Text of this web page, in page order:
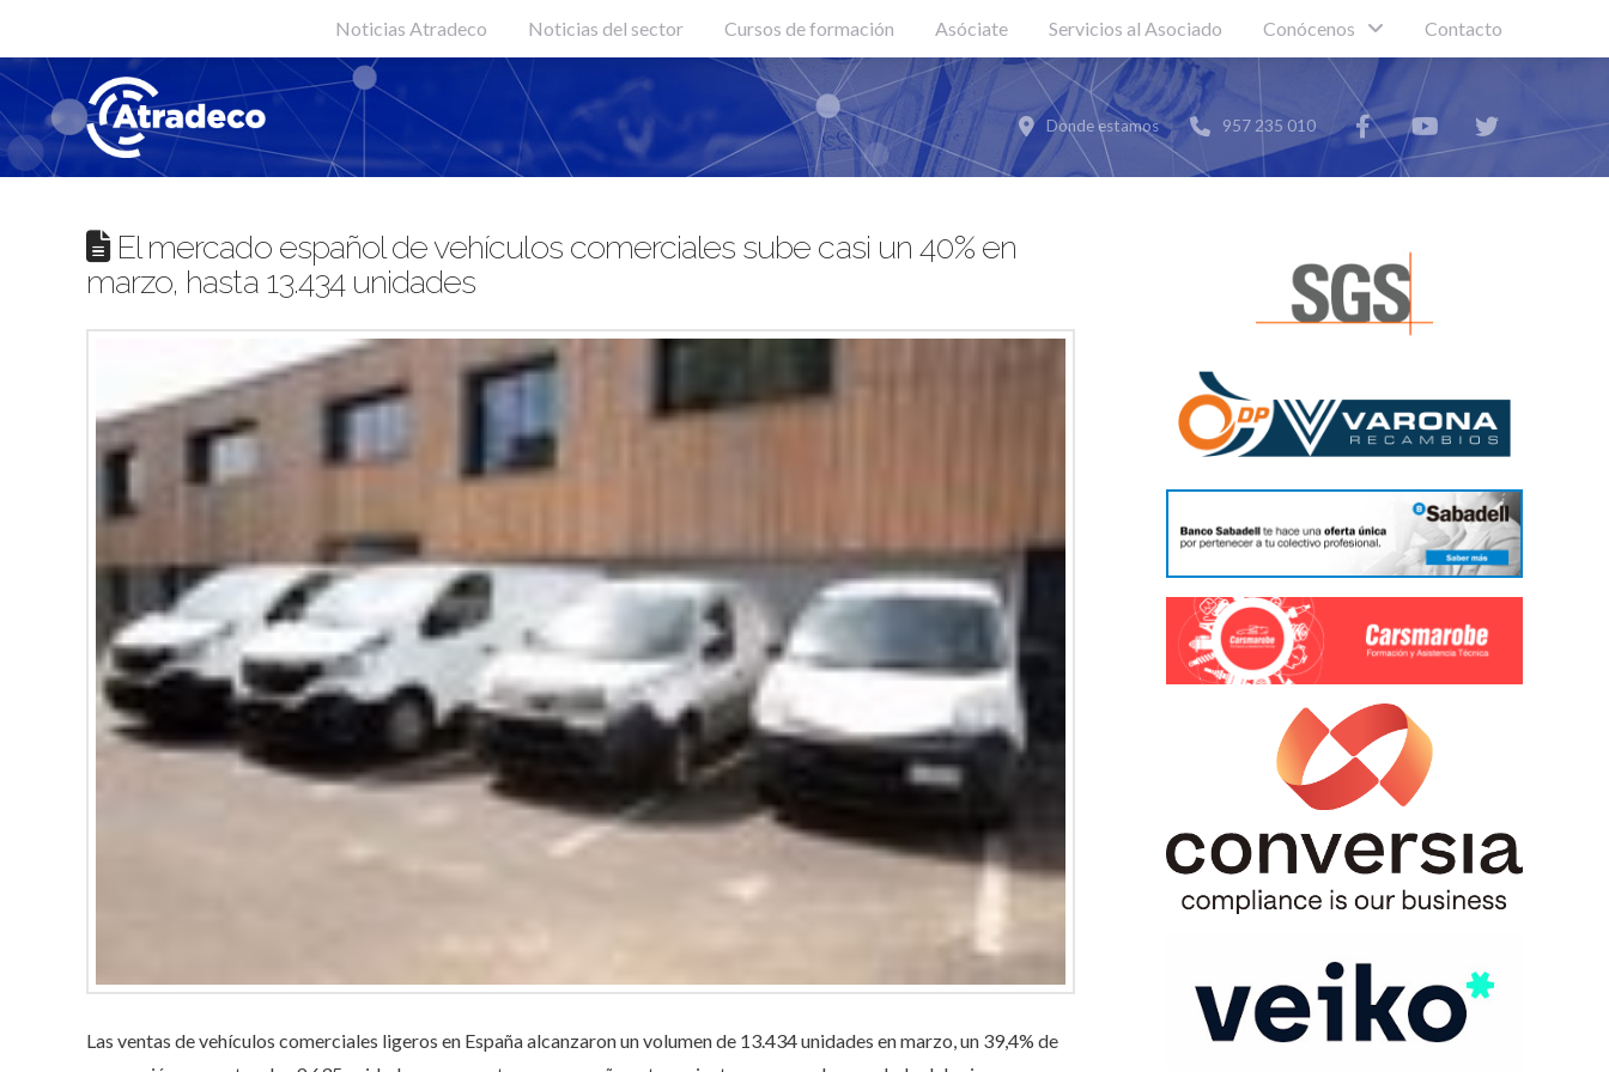
Noticias Atradeco Noticias del sector Cursos de formación Asóciate Servicios al Asociado Conócenos Contacto
Donde estamos 957 235 010
El mercado español de vehículos comerciales sube casi un 40% en
marzo, hasta 13.434 unidades
Las ventas de vehículos comerciales ligeros en España alcanzaron un volumen de 13.434 unidades en marzo, un 39,4% de